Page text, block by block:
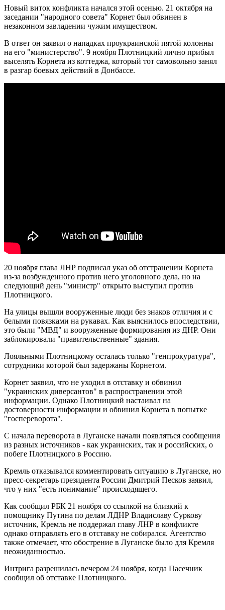
Новый виток конфликта начался этой осенью. 21 октября на
заседании "народного совета" Корнет был обвинен в
незаконном завладении чужим имуществом.
В ответ он заявил о нападках проукраинской пятой колонны
на его "министерство". 9 ноября Плотницкий лично прибыл
выселять Корнета из коттеджа, который тот самовольно занял
в разгар боевых действий в Донбассе.
20 ноября глава ЛНР подписал указ об отстранении Корнета
из-за возбужденного против него уголовного дела, но на
следующий день "министр" открыто выступил против
Плотницкого.
На улицы вышли вооруженные люди без знаков отличия и с
белыми повязками на рукавах. Как выяснилось впоследствии,
это были "МВД" и вооруженные формирования из ДНР. Они
заблокировали "правительственные" здания.
Лояльными Плотницкому осталась только "генпрокуратура",
сотрудники которой был задержаны Корнетом.
Корнет заявил, что не уходил в отставку и обвинил
"украинских диверсантов" в распространении этой
информации. Однако Плотницкий настаивал на
достоверности информации и обвинил Корнета в попытке
"госпереворота".
С начала переворота в Луганске начали появляться сообщения
из разных источников - как украинских, так и российских, о
побеге Плотницкого в Россию.
Кремль отказывался комментировать ситуацию в Луганске, но
пресс-секретарь президента России Дмитрий Песков заявил,
что у них "есть понимание" происходящего.
Как сообщил РБК 21 ноября со ссылкой на близкий к
помощнику Путина по делам ЛДНР Владиславу Суркову
источник, Кремль не поддержал ​главу ЛНР в конфликте
однако отправлять его в отставку не собирался. Агентство
также отмечает, что обострение в Луганске было для Кремля
неожиданностью.
Интрига разрешилась вечером 24 ноября, когда Пасечник
сообщил об отставке Плотницкого.